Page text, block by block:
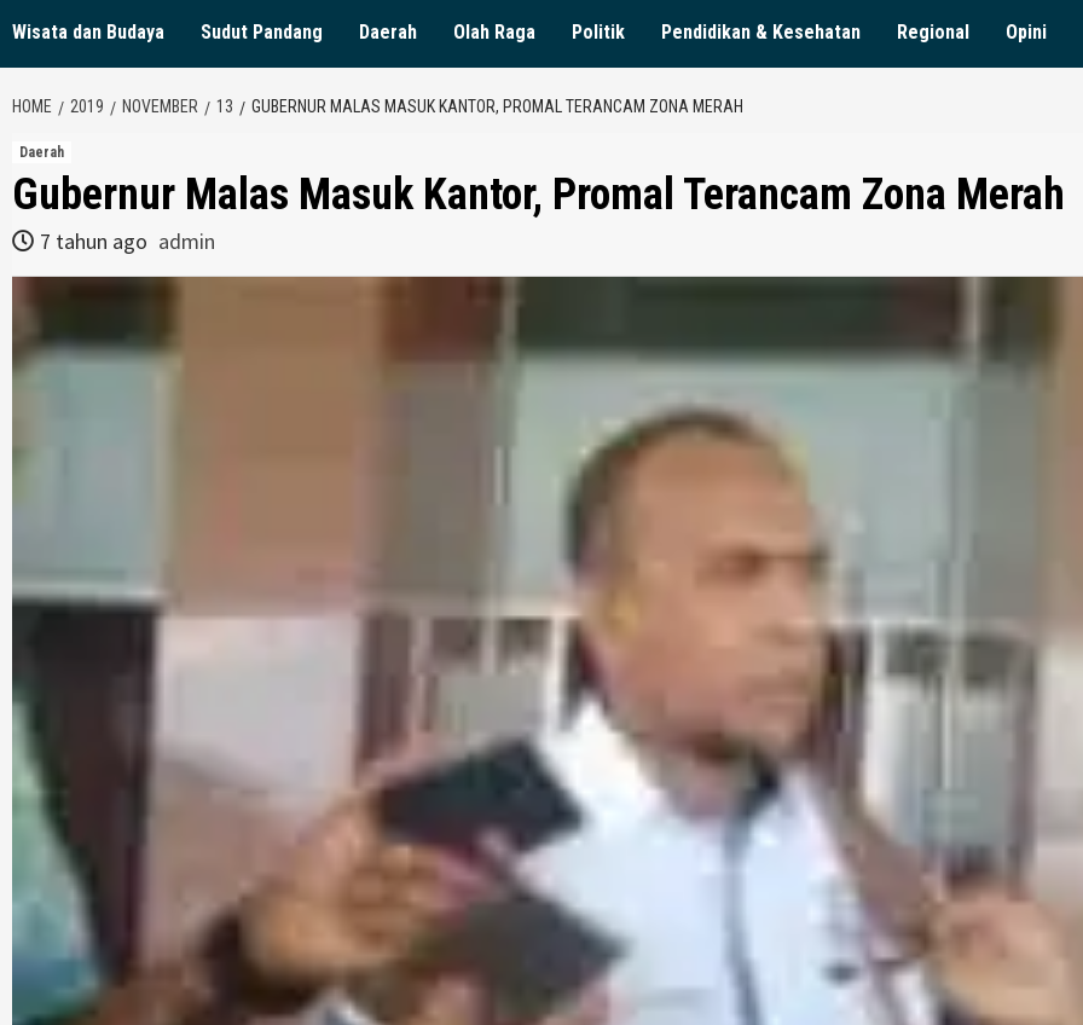
Wisata dan Budaya Sudut Pandang Daerah Olah Raga Politik Pendidikan & Kesehatan Regional Opini
HOME 2019 NOVEMBER 13 GUBERNUR MALAS MASUK KANTOR, PROMAL TERANCAM ZONA MERAH
Daerah
Gubernur Malas Masuk Kantor, Promal Terancam Zona Merah
7 tahun ago admin